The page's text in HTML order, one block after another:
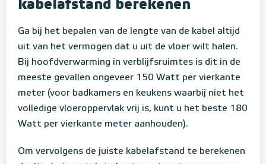
kabelafstand berekenen
Ga bij het bepalen van de lengte van de kabel altijd
uit van het vermogen dat u uit de vloer wilt halen.
Bij hoofdverwarming in verblijfsruimtes is dit in de
meeste gevallen ongeveer 150 Watt per vierkante
meter (voor badkamers en keukens waarbij niet het
volledige vloeroppervlak vrij is, kunt u het beste 180
Watt per vierkante meter aanhouden).
Om vervolgens de juiste kabelafstand te berekenen